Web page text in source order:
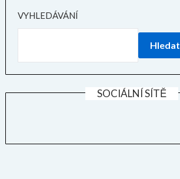
VYHLEDÁVÁNÍ
Hledat
SOCIÁLNÍ SÍTĚ